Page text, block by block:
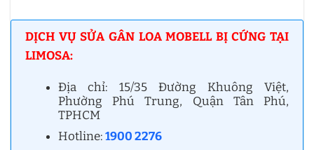
DỊCH VỤ SỬA GÂN LOA MOBELL BỊ CỨNG TẠI
LIMOSA:
Địa chỉ: 15/35 Đường Khuông Việt,
Phường Phú Trung, Quận Tân Phú,
TPHCM
Hotline:1900 2276